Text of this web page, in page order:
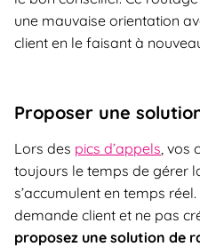
une mauvaise orientation
client en le faisant à
Proposer une
Lors des pics d’appels , vos
toujours le temps de gérer
s’accumulent en temps
demande client et ne pas
proposez une solution de